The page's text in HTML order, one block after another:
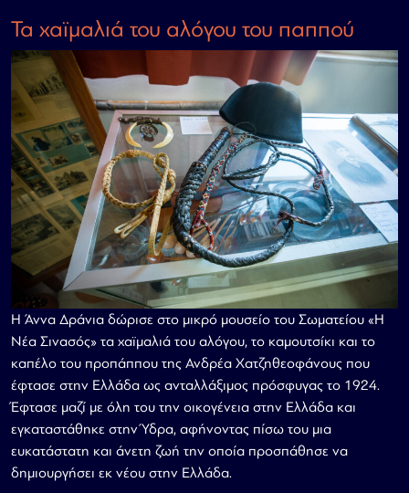
Τα χαϊμαλιά του αλόγου του παππού
Η Άννα Δράνια δώρισε στο μικρό μουσείο του Σωματείου «Η
Νέα Σινασός» τα χαϊμαλιά του αλόγου, το καμουτσίκι και το
καπέλο του προπάππου της Ανδρέα Χατζηθεοφάνους που
έφτασε στην Ελλάδα ως ανταλλάξιμος πρόσφυγας το 1924.
Έφτασε μαζί με όλη του την οικογένεια στην Ελλάδα και
εγκαταστάθηκε στην Ύδρα, αφήνοντας πίσω του μια
ευκατάστατη και άνετη ζωή την οποία προσπάθησε να
δημιουργήσει εκ νέου στην Ελλάδα.